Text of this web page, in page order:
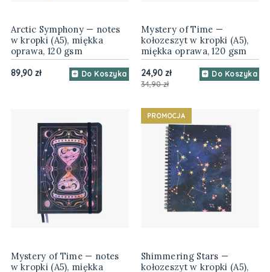
Arctic Symphony — notes
w kropki (A5), miękka
oprawa, 120 gsm
89,90 zł Do Koszyka
Mystery of Time —
kołozeszyt w kropki (A5),
miękka oprawa, 120 gsm
24,90 zł
34,90 zł
Do Koszyka
Mystery of Time — notes
w kropki (A5), miękka
Shimmering Stars —
kołozeszyt w kropki (A5),
PROMOCJA